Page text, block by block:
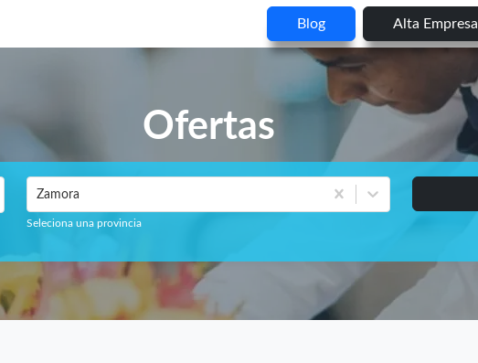
Blog Alta Empresa
Ofertas
Zamora
Seleciona una provincia